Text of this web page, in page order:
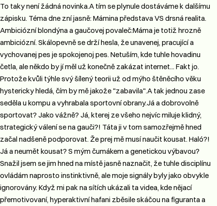
To taky není žádná novinka.​ A tím se plynule dostáváme k dalšímu
zápisku. Téma dne zní jasně: Mámina představa VS drsná realita.​
Ambiciózní blondýna a gaučovej povaleč: ​Máma je totiž hrozně
ambiciózní. Skálopevně se drží hesla, že unavenej, pracující a
vychovanej pes je spokojenoj pes. Netuším, kde tuhle hovadinu
četla, ale někdo by jí měl už konečně zakázat internet... Fakt jo.
Protože kvůli týhle svý šílený teorii už od mýho štěněcího věku
hystericky hledá, čím by mě jakože "zabavila".​ A tak jednou zase
seděla u kompu a vyhrabala sportovní obrany.​Já a dobrovolně
sportovat? Jako vážně? Já, kterej ze všeho nejvíc miluje klidný,
strategický válení se na gauči?! Táta ji v tom samozřejmě hned
začal nadšeně podporovat. Že prej mě musí naučit kousat. Haló?!
Já a neumět kousat? S mým čumákem a genetickou výbavou?​
Snažil jsem se jim hned na místě jasně naznačit, že tuhle disciplínu
ovládám naprosto instinktivně, ale moje signály byly jako obvykle
ignorovány. Když mi pak na sítích ukázali ta videa, kde nějací
přemotivovaní, hyperaktivní hafani zběsile skáčou na figuranta a